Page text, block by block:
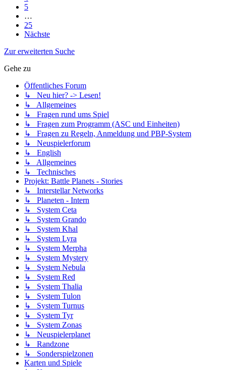
5
…
25
Nächste
Zur erweiterten Suche
Gehe zu
Öffentliches Forum
↳ Neu hier? -> Lesen!
↳ Allgemeines
↳ Fragen rund ums Spiel
↳ Fragen zum Programm (ASC und Einheiten)
↳ Fragen zu Regeln, Anmeldung und PBP-System
↳ Neuspielerforum
↳ English
↳ Allgemeines
↳ Technisches
Projekt: Battle Planets - Stories
↳ Interstellar Networks
↳ Planeten - Intern
↳ System Ceta
↳ System Grando
↳ System Khal
↳ System Lyra
↳ System Merpha
↳ System Mystery
↳ System Nebula
↳ System Red
↳ System Thalia
↳ System Tulon
↳ System Turnus
↳ System Tyr
↳ System Zonas
↳ Neuspielerplanet
↳ Randzone
↳ Sonderspielzonen
Karten und Spiele